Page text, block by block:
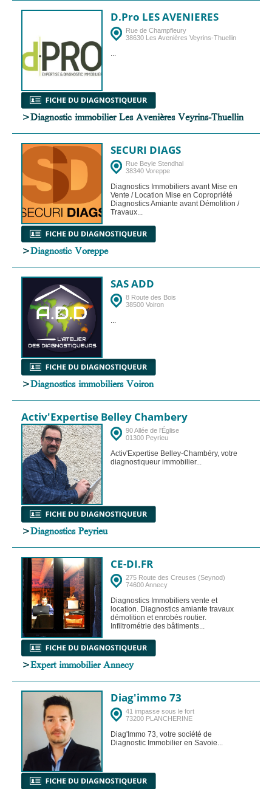
D.Pro LES AVENIERES
Rue de Champfleury
38630 Les Avenières Veyrins-Thuellin
...
>Diagnostic immobilier Les Avenières Veyrins-Thuellin
SECURI DIAGS
Rue Beyle Stendhal
38340 Voreppe
Diagnostics Immobiliers avant Mise en
Vente / Location Mise en Copropriété
Diagnostics Amiante avant Démolition /
Travaux...
>Diagnostic Voreppe
SAS ADD
8 Route des Bois
38500 Voiron
...
>Diagnostics immobiliers Voiron
Activ'Expertise Belley Chambery
90 Allée de l'Église
01300 Peyrieu
Activ'Expertise Belley-Chambéry, votre
diagnostiqueur immobilier...
>Diagnostics Peyrieu
CE-DI.FR
275 Route des Creuses (Seynod)
74600 Annecy
Diagnostics Immobiliers vente et
location. Diagnostics amiante travaux
démolition et enrobés routier.
Infiltrométrie des bâtiments...
>Expert immobilier Annecy
Diag'immo 73
41 impasse sous le fort
73200 PLANCHERINE
Diag'Immo 73, votre société de
Diagnostic Immobilier en Savoie...